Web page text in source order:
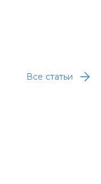
Все статьи